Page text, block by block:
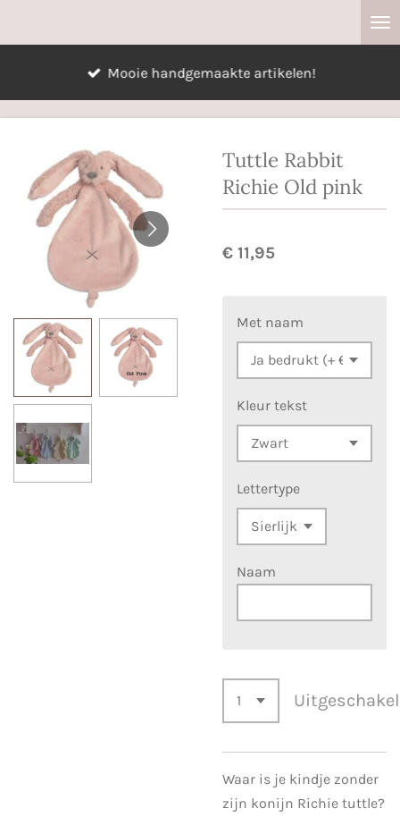
direct
hoofdinhoud
Mooie handgemaakte artikelen!
Tuttle Rabbit
Richie Old pink
€ 11,95
Met naam
Kleur tekst
Lettertype
Naam
Waar is je kindje zonder
zijn konijn Richie tuttle?